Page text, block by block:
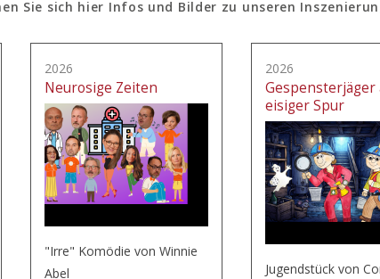
Sie sich hier Infos und Bilder zu unseren
2026
Neurosige Zeiten
"Irre" Komödie von Winnie
Abel
2026
Gespensterjäger
eisiger Spur
Jugendstück von